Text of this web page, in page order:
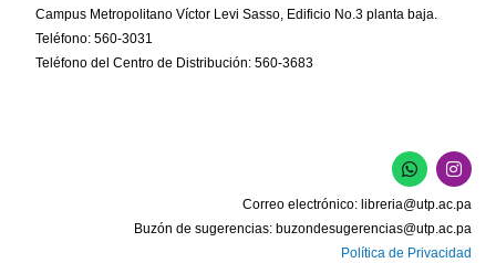
Campus Metropolitano Víctor Levi Sasso, Edificio No.3 planta baja.
Teléfono: 560-3031
Teléfono del Centro de Distribución: 560-3683
W
h
a
t
s
a
I
n
s
t
a
g
Correo electrónico: libreria@utp.ac.pa
Buzón de sugerencias: buzondesugerencias@utp.ac.pa
Política de Privacidad